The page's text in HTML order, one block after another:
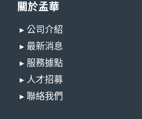
關於孟華
▸ 公司介紹
▸ 最新消息
▸ 服務據點
▸ 人才招募
▸ 聯絡我們